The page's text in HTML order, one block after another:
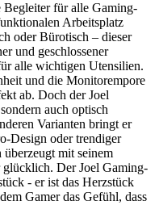
Begleiter für alle Gaming-
Arbeitsplatz
oder Bürotisch – dieser
und geschlossener
alle wichtigen Utensilien.
und die Monitorempore
ab. Doch der Joel
auch optisch
Varianten bringt er
Design oder trendiger
mit seinem
glücklich. Der Joel Gaming-
- er ist das Herzstück
Gamer das Gefühl, dass